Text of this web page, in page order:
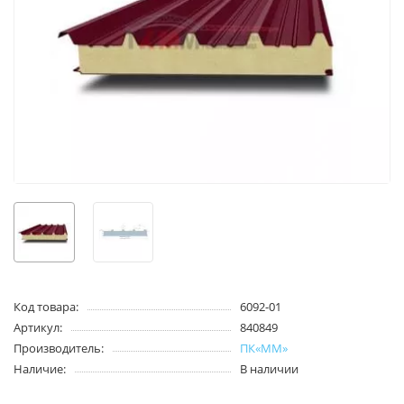
Код товара:
6092-01
Артикул:
840849
Производитель:
ПК«ММ»
Наличие:
В наличии